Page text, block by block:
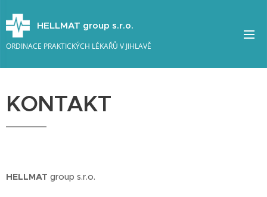
HELLMAT group s.r.o.
ORDINACE PRAKTICKÝCH LÉKAŘŮ V JIHLAVĚ
KONTAKT
HELLMAT group s.r.o.